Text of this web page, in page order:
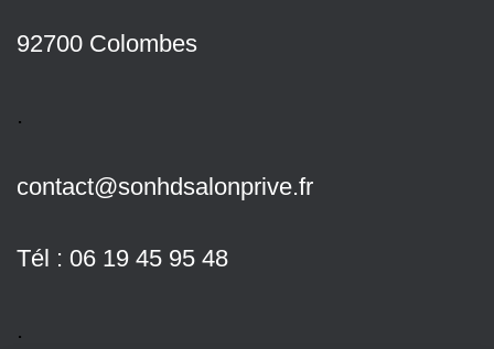
92700 Colombes
.
contact@sonhdsalonprive.fr
Tél : 06 19 45 95 48
.